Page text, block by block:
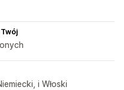
i Włoski